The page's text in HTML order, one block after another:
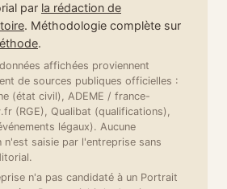
par la rédaction de
. Méthodologie complète sur
.
affichées proviennent
de sources publiques officielles :
(état civil), ADEME / france-
(RGE), Qualibat (qualifications),
légaux). Aucune
n'est saisie par l'entreprise sans
n'a pas candidaté à un Portrait